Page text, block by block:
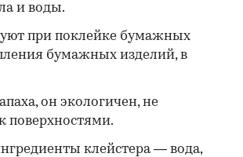
и воды.
при поклейке бумажных
бумажных изделий, в
он экологичен, не
поверхностями.
клейстера — вода,